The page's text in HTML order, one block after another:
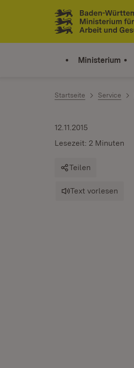
Zum Inhalt springen
Link zur Startseite
Ministerium
Startseite Service
12.11.2015
Lesezeit: 2 Minuten
Teilen
Text vorlesen